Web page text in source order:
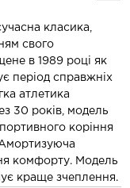
класика,
свого
в 1989 році як
період справжніх
атлетика
30 років, модель
коріння
комфорту. Модель
краще зчеплення.